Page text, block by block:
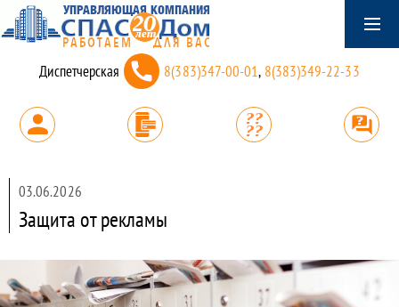
Диспетчерская 8(383)347-00-01, 8(383)349-22-33
03.06.2026
Защита от рекламы